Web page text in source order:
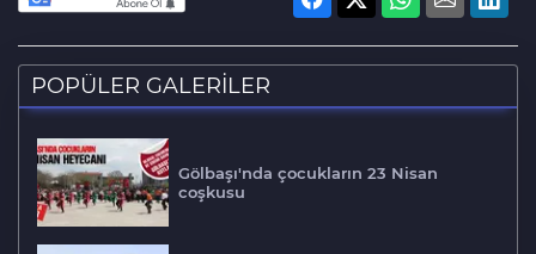
POPÜLER GALERİLER
Gölbaşı'nda çocukların 23 Nisan
coşkusu